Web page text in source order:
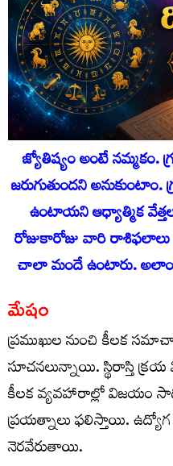
జ్యోతిష్యం అంటే నమ్మకం.
జరుగుతుందని
ఉంటాయని ఆధ్యాత్మిక
రోజుకారోజు వారి
చాలా మందే ఉంటారు.
మేషం
ప్రముఖుల నుంచి కీలక
సూచనలున్నాయి. స్థిరాస్తి
కీలక వ్యవహారాల్లో విజయం
ప్రయత్నాలు ఫలిస్తాయి. ఉద్యోగ
నెరవేరుతాయి.